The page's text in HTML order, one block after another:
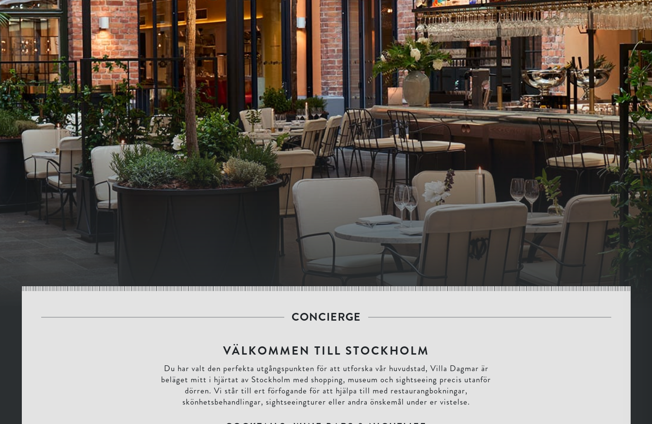
CONCIERGE
VÄLKOMMEN TILL STOCKHOLM
Du har valt den perfekta utgångspunkten för att utforska vår huvudstad, Villa Dagmar är
beläget mitt i hjärtat av Stockholm med shopping, museum och sightseeing precis utanför
dörren. Vi står till ert förfogande för att hjälpa till med restaurangbokningar,
skönhetsbehandlingar, sightseeingturer eller andra önskemål under er vistelse.